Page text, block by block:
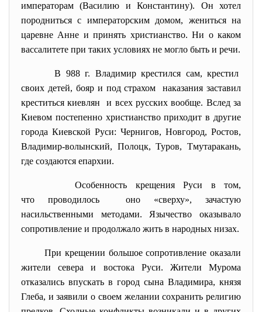
императорам (Василию и Константину). Он хотел
породниться с императорским домом, жениться на
царевне Анне и принять христианство. Ни о каком
вассалитете при таких условиях не могло быть и речи.
В 988 г. Владимир крестился сам, крестил
своих детей, бояр и под страхом наказания заставил
креститься киевлян и всех русских вообще. Вслед за
Киевом постепенно христианство приходит в другие
города Киевской Руси: Чернигов, Новгород, Ростов,
Владимир-волынский, Полоцк, Туров, Тмутаракань,
где создаются епархии.
Особенность крещения Руси в том,
что проводилось оно «сверху», зачастую
насильственными методами. Язычество оказывало
сопротивление и продолжало жить в народных низах.
При крещении большое сопротивление оказали
жители севера и востока Руси. Жители Мурома
отказались впускать в город сына Владимира, князя
Глеба, и заявили о своем желании сохранить религию